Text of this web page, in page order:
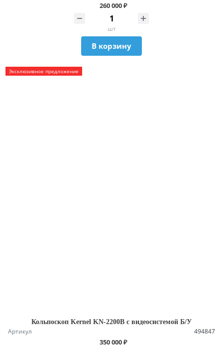
260 000 ₽
шт
В корзину
Эксклюзивное предложение
Кольпоскоп Kernel KN-2200B с видеосистемой Б/У
Артикул 494847
350 000 ₽